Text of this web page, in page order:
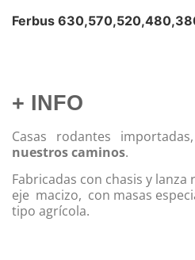
Ferbus
+ INFO
Casas rodantes importadas,
nuestros caminos.
Fabricadas con chasis y lanza
eje macizo, con masas
tipo agrícola.